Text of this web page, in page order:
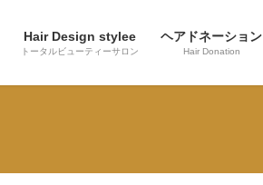
Hair Design stylee
トータルビューティーサロン
ヘアドネーション
Hair Donation